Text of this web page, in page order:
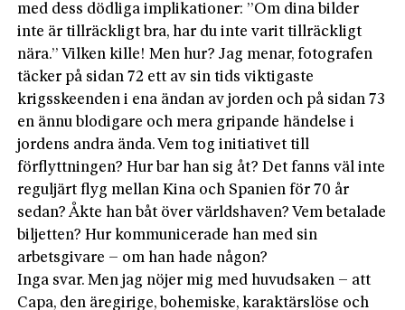
med dess dödliga implikationer: ”Om dina bilder
inte är tillräckligt bra, har du inte varit tillräckligt
nära.” Vilken kille! Men hur? Jag menar, fotografen
täcker på sidan 72 ett av sin tids viktigaste
krigsskeenden i ena ändan av jorden och på sidan 73
en ännu blodigare och mera gripande händelse i
jordens andra ända. Vem tog initiativet till
förflyttningen? Hur bar han sig åt? Det fanns väl inte
reguljärt flyg mellan Kina och Spanien för 70 år
sedan? Åkte han båt över världshaven? Vem betalade
biljetten? Hur kommunicerade han med sin
arbetsgivare – om han hade någon?
Inga svar. Men jag nöjer mig med huvudsaken – att
Capa, den äregirige, bohemiske, karaktärslöse och